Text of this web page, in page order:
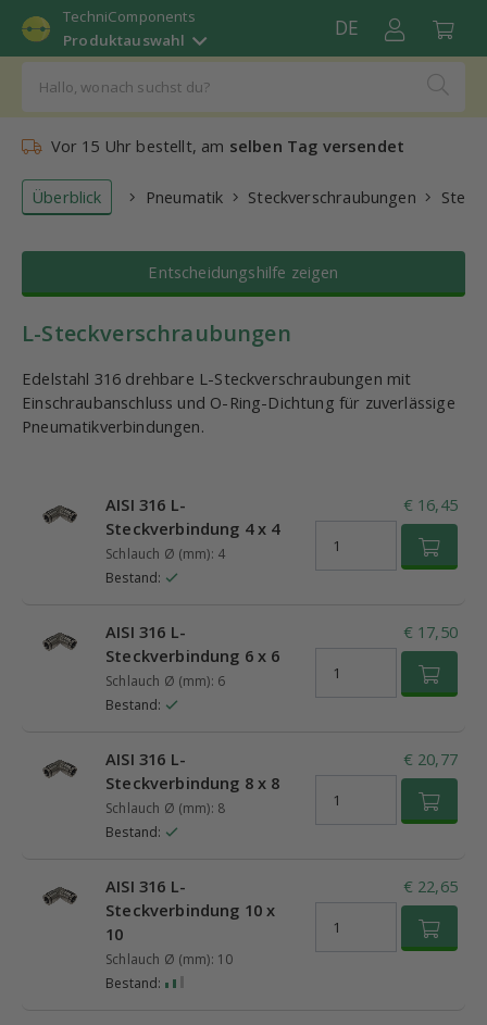
TechniComponents
Produktauswahl
DE
Vor 15 Uhr bestellt, am selben Tag versendet
Überblick Pneumatik Steckverschraubungen
Entscheidungshilfe zeigen
L-Steckverschraubungen
Edelstahl 316 drehbare L-Steckverschraubungen mit
Einschraubanschluss und O-Ring-Dichtung für zuverlässige
Pneumatikverbindungen.
AISI 316 L-
Steckverbindung 4 x 4
Schlauch Ø (mm): 4
Bestand:
€ 16,45
AISI 316 L-
Steckverbindung 6 x 6
Schlauch Ø (mm): 6
Bestand:
€ 17,50
AISI 316 L-
Steckverbindung 8 x 8
Schlauch Ø (mm): 8
Bestand:
€ 20,77
AISI 316 L-
Steckverbindung 10 x
10
Schlauch Ø (mm): 10
Bestand:
€ 22,65